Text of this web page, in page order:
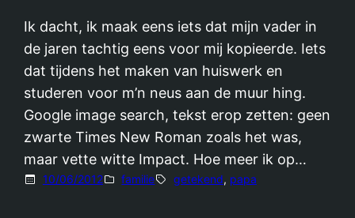
Ik dacht, ik maak eens iets dat mijn vader in
de jaren tachtig eens voor mij kopieerde. Iets
dat tijdens het maken van huiswerk en
studeren voor m’n neus aan de muur hing.
Google image search, tekst erop zetten: geen
zwarte Times New Roman zoals het was,
maar vette witte Impact. Hoe meer ik op…
10/06/2012 familie getekend, papa